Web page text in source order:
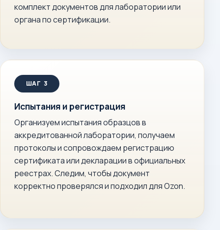
комплект документов для лаборатории или
органа по сертификации.
Испытания и регистрация
Организуем испытания образцов в
аккредитованной лаборатории, получаем
протоколы и сопровождаем регистрацию
сертификата или декларации в официальных
реестрах. Следим, чтобы документ
корректно проверялся и подходил для Ozon.